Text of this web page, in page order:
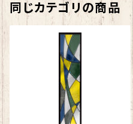
同じカテゴリの商品